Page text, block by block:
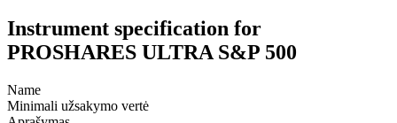
Instrument specification for
PROSHARES ULTRA S&P 500
Name
Minimali užsakymo vertė